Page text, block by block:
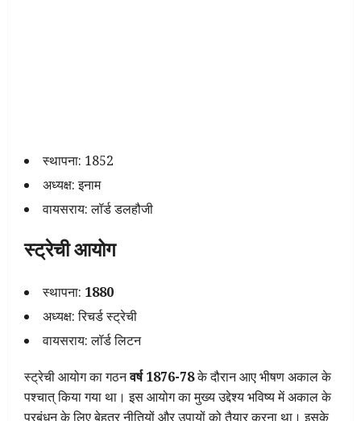
स्थापना: 1852
अध्यक्ष: इनाम
वायसराय: लॉर्ड डलहौजी
स्ट्रेची आयोग
स्थापना: 1880
अध्यक्ष: रिचर्ड स्ट्रेची
वायसराय: लॉर्ड लिटन
स्ट्रेची आयोग का गठनवर्ष1876-78के दौरान आए भीषण अकाल के
पश्चात् किया गया था। इस आयोग का मुख्य उद्देश्य भविष्य में अकाल के
प्रबंधन के लिए बेहतर नीतियों और उपायों को तैयार करना था। इसके